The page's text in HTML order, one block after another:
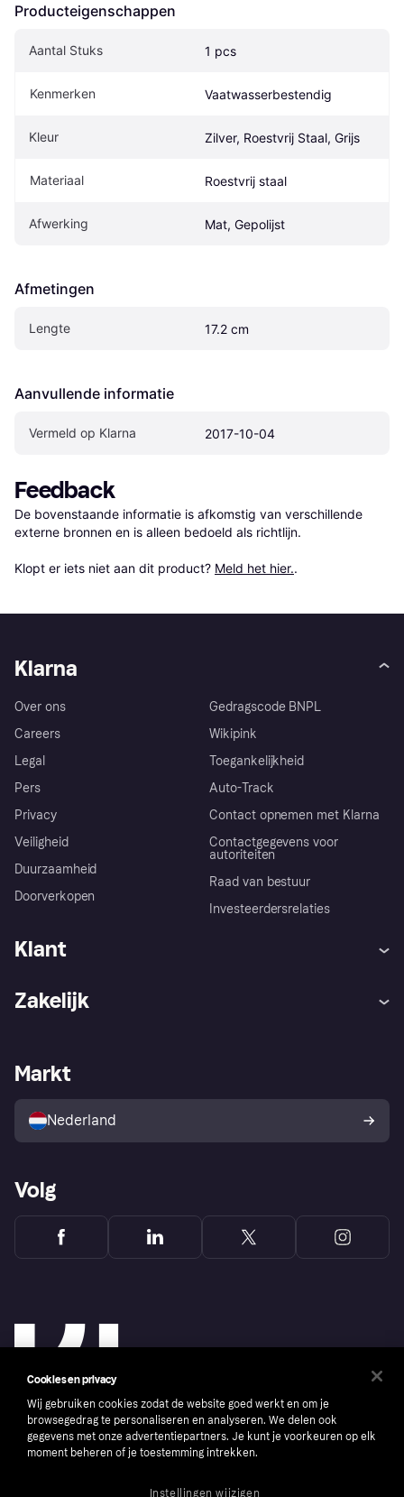
Producteigenschappen
Aantal Stuks 1 pcs
Kenmerken Vaatwasserbestendig
Kleur Zilver, Roestvrij Staal, Grijs
Materiaal Roestvrij staal
Afwerking Mat, Gepolijst
Afmetingen
Lengte 17.2 cm
Aanvullende informatie
Vermeld op Klarna 2017-10-04
Feedback
De bovenstaande informatie is afkomstig van verschillende
externe bronnen en is alleen bedoeld als richtlijn.
Klopt er iets niet aan dit product? Meld het hier..
Klarna
Over ons
Careers
Legal
Pers
Privacy
Veiligheid
Duurzaamheid
Doorverkopen
Gedragscode BNPL
Wikipink
Toegankelijkheid
Auto-Track
Contact opnemen met Klarna
Contactgegevens voor
autoriteiten
Raad van bestuur
Investeerdersrelaties
Klant
Winkeloverzicht
Kopersbescherming voor
consumenten
Zakelijk
Zakelijke login
Markt
Nederland
Volg
Cookies en privacy
Wij gebruiken cookies zodat de website goed werkt en om je
browsegedrag te personaliseren en analyseren. We delen ook
gegevens met onze advertentiepartners. Je kunt je voorkeuren op elk
moment beheren of je toestemming intrekken.
Instellingen wijzigen